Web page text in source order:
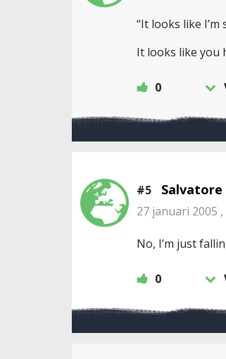
“It looks like
It looks like you
0
#5 Salvatore
27 januari 2005 ,
No, I’m just
0